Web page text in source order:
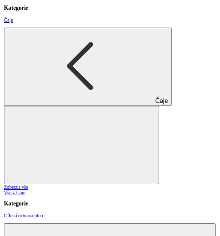
Kategorie
Čaje
Čaje
Zobrazit vše
Vše z Čaje
Kategorie
Cílená ochrana pleti